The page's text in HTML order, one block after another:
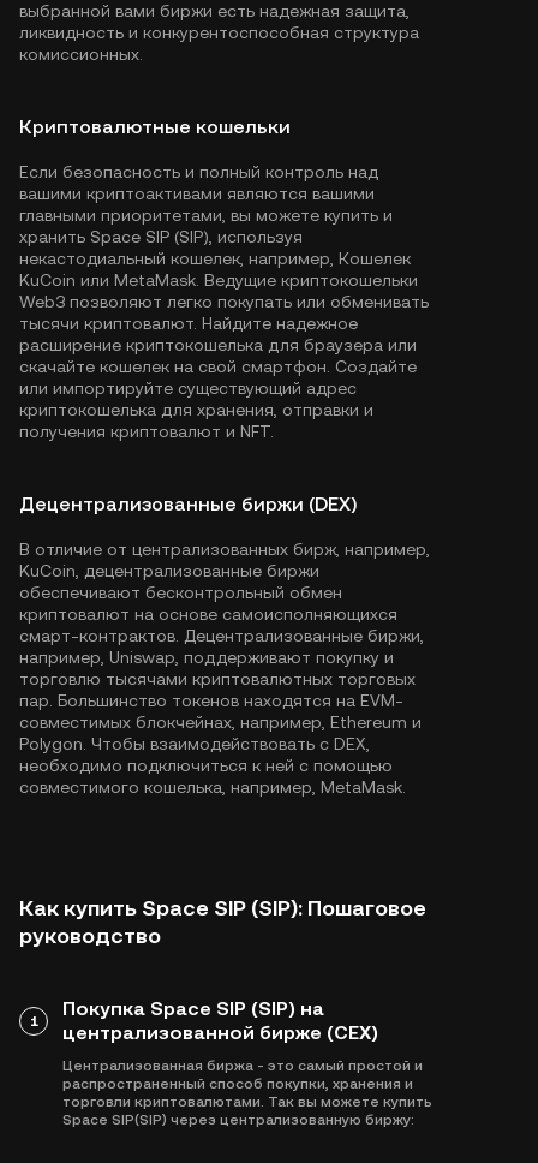
выбранной вами биржи есть надежная защита,
ликвидность и конкурентоспособная структура
комиссионных.
Криптовалютные кошельки
Если безопасность и полный контроль над
вашими криптоактивами являются вашими
главными приоритетами, вы можете купить и
хранить Space SIP (SIP), используя
некастодиальный кошелек, например, Кошелек
KuCoin или MetaMask. Ведущие криптокошельки
Web3 позволяют легко покупать или обменивать
тысячи криптовалют. Найдите надежное
расширение криптокошелька для браузера или
скачайте кошелек на свой смартфон. Создайте
или импортируйте существующий адрес
криптокошелька для хранения, отправки и
получения криптовалют и NFT.
Децентрализованные биржи (DEX)
В отличие от централизованных бирж, например,
KuCoin, децентрализованные биржи
обеспечивают бесконтрольный обмен
криптовалют на основе самоисполняющихся
смарт-контрактов. Децентрализованные биржи,
например, Uniswap, поддерживают покупку и
торговлю тысячами криптовалютных торговых
пар. Большинство токенов находятся на EVM-
совместимых блокчейнах, например, Ethereum и
Polygon . Чтобы взаимодействовать с DEX,
необходимо подключиться к ней с помощью
совместимого кошелька, например, MetaMask.
Как купить Space SIP (SIP): Пошаговое
руководство
1
Покупка Space SIP (SIP) на
централизованной бирже (CEX)
Централизованная биржа - это самый простой и
распространенный способ покупки, хранения и
торговли криптовалютами. Так вы можете купить
Space SIP(SIP) через централизованную биржу: